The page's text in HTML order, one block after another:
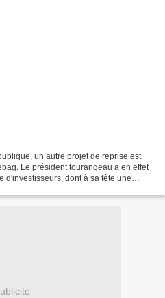
un autre projet de reprise est
Le président tourangeau a en effet
d'investisseurs, dont à sa tête une